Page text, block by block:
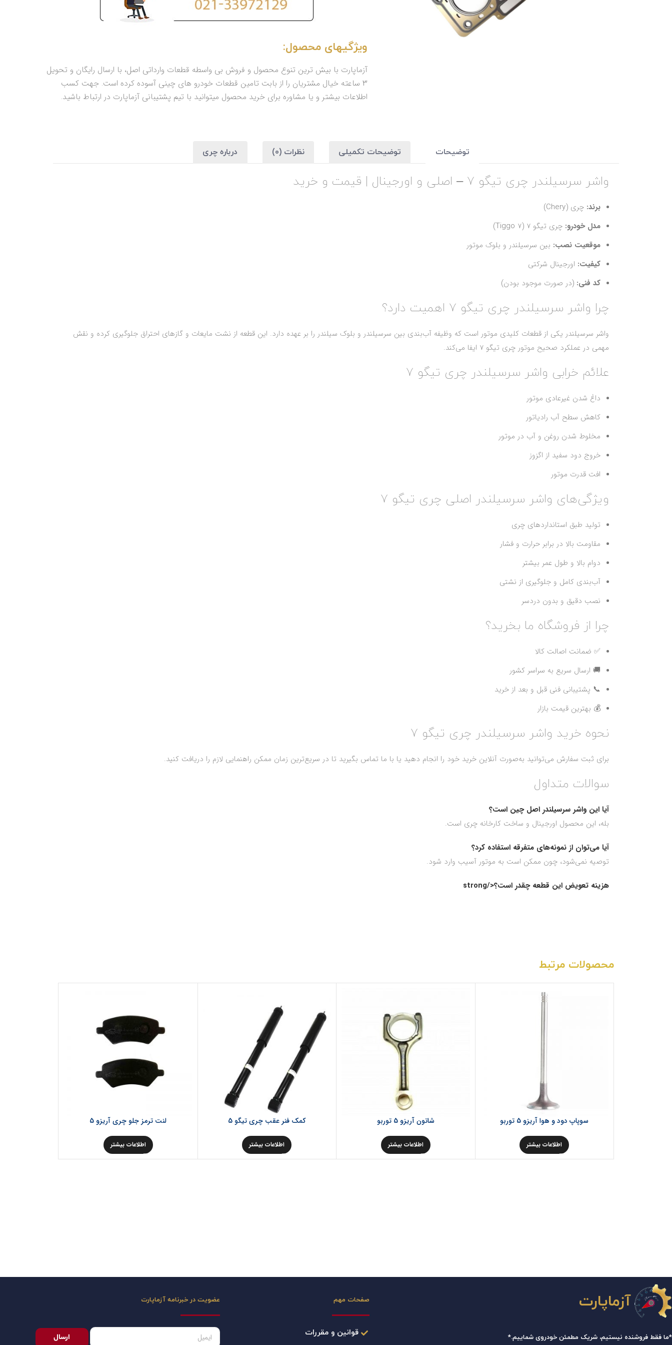
ویژگیهای محصول:
آزماپارت با بیش ترین تنوع محصول و فروش بی واسطه قطعات وارداتی اصل، با ارسال رایگان و تحویل
3 ساعته خیال مشتریان را از بابت تامین قطعات خودرو های چینی آسوده کرده است. جهت کسب
اطلاعات بیشتر و یا مشاوره برای خرید محصول میتوانید با تیم پشتیبانی آزماپارت در ارتباط باشید.
توضیحات توضیحات تکمیلی نظرات (0) درباره چری
واشر سرسیلندر چری تیگو 7 – اصلی و اورجینال | قیمت و خرید
برند: چری (Chery)
مدل خودرو: چری تیگو 7 (Tiggo 7)
موقعیت نصب: بین سرسیلندر و بلوک موتور
کیفیت: اورجینال شرکتی
کد فنی: (در صورت موجود بودن)
چرا واشر سرسیلندر چری تیگو 7 اهمیت دارد؟
واشر سرسیلندر یکی از قطعات کلیدی موتور است که وظیفه آب‌بندی بین سرسیلندر و بلوک سیلندر را بر عهده دارد. این قطعه از نشت مایعات و گازهای احتراق جلوگیری کرده و نقش
مهمی در عملکرد صحیح موتور چری تیگو 7 ایفا می‌کند.
علائم خرابی واشر سرسیلندر چری تیگو 7
داغ شدن غیرعادی موتور
کاهش سطح آب رادیاتور
مخلوط شدن روغن و آب در موتور
خروج دود سفید از اگزوز
افت قدرت موتور
ویژگی‌های واشر سرسیلندر اصلی چری تیگو 7
تولید طبق استانداردهای چری
مقاومت بالا در برابر حرارت و فشار
دوام بالا و طول عمر بیشتر
آب‌بندی کامل و جلوگیری از نشتی
نصب دقیق و بدون دردسر
چرا از فروشگاه ما بخرید؟
✅ ضمانت اصالت کالا
🚚 ارسال سریع به سراسر کشور
📞 پشتیبانی فنی قبل و بعد از خرید
💰 بهترین قیمت بازار
نحوه خرید واشر سرسیلندر چری تیگو 7
برای ثبت سفارش می‌توانید به‌صورت آنلاین خرید خود را انجام دهید یا با ما تماس بگیرید تا در سریع‌ترین زمان ممکن راهنمایی لازم را دریافت کنید.
سوالات متداول
آیا این واشر سرسیلندر اصل چین است؟
بله، این محصول اورجینال و ساخت کارخانه چری است.
آیا می‌توان از نمونه‌های متفرقه استفاده کرد؟
توصیه نمی‌شود، چون ممکن است به موتور آسیب وارد شود.
هزینه تعویض این قطعه چقدر است؟</strong
محصولات مرتبط
سوپاپ دود و هوا آریزو 5 توربو
اطلاعات بیشتر
شاتون آریزو 5 توربو
اطلاعات بیشتر
کمک فنر عقب چری تیگو 5
اطلاعات بیشتر
لنت ترمز جلو چری آریزو 5
اطلاعات بیشتر
آزماپارت
*ما فقط فروشنده نیستیم، شریک مطمئن خودروی شماییم.*
صفحات مهم
قوانین و مقررات
عضویت در خبرنامه آزماپارت
ارسال